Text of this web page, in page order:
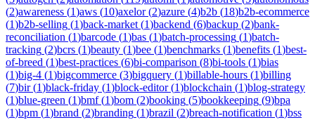
(2)awareness (1)aws (10)axelor(2)azure (4)b2b (18)b2b-ecommerce
(1)b2b-selling (1)back-market (1)backend (6)backup (2)bank-
reconciliation (1)barcode (1)bas (1)batch-processing (1)batch-
tracking (2)bcrs (1)beauty (1)bee (1)benchmarks (1)benefits (1)best-
of-breed (1)best-practices (6)bi-comparison (8)bi-tools (1)bias
(1)big-4 (1)bigcommerce (3)bigquery (1)billable-hours (1)billing
(7)bir(1)black-friday (1)block-editor(1)blockchain (1)blog-strategy
(1)blue-green (1)bmf(1)bom (2)booking (5)bookkeeping (9)bpa
(1)bpm (1)brand (2)branding (1)brazil (2)breach-notification (1)bss